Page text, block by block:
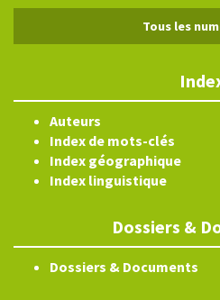
Tous les
Auteurs
Index de mots-clés
Index géographique
Index linguistique
Dossiers &
Dossiers & Documents